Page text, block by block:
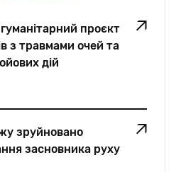
гуманітарний проєкт
з травмами очей та
дій
зруйновано
засновника руху